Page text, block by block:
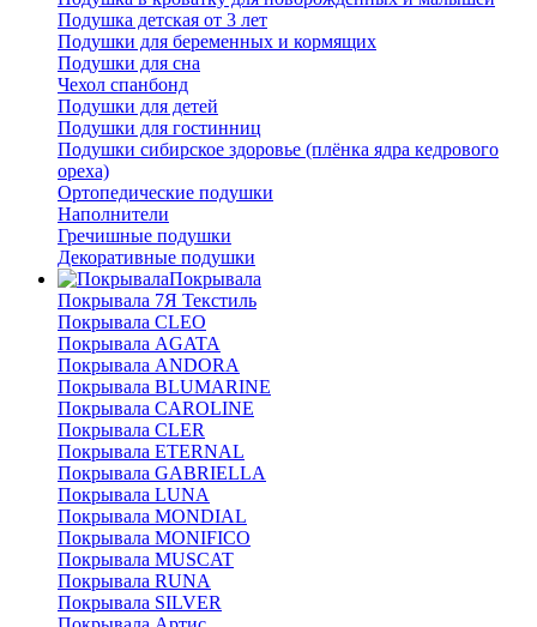
Подушка детская от 3 лет
Подушки для беременных и кормящих
Подушки для сна
Чехол спанбонд
Подушки для детей
Подушки для гостинниц
Подушки сибирское здоровье (плёнка ядра кедрового
ореха)
Ортопедические подушки
Наполнители
Гречишные подушки
Декоративные подушки
Покрывала
Покрывала 7Я Текстиль
Покрывала CLEO
Покрывала AGATA
Покрывала ANDORA
Покрывала BLUMARINE
Покрывала CAROLINE
Покрывала CLER
Покрывала ETERNAL
Покрывала GABRIELLA
Покрывала LUNA
Покрывала MONDIAL
Покрывала MONIFICO
Покрывала MUSCAT
Покрывала RUNA
Покрывала SILVER